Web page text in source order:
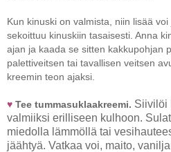
Kun kinuski on valmista, niin lisää
sekoittuu kinuskiin tasaisesti. Anna
ajan ja kaada se sitten kakkupohjan
palettiveitsen tai tavallisen veitsen
kreemin teon ajaksi.
♥ Tee tummasuklaakreemi. Siivilöi
valmiiksi erilliseen kulhoon.
miedolla lämmöllä tai
jäähtyä. Vatkaa voi, maito,